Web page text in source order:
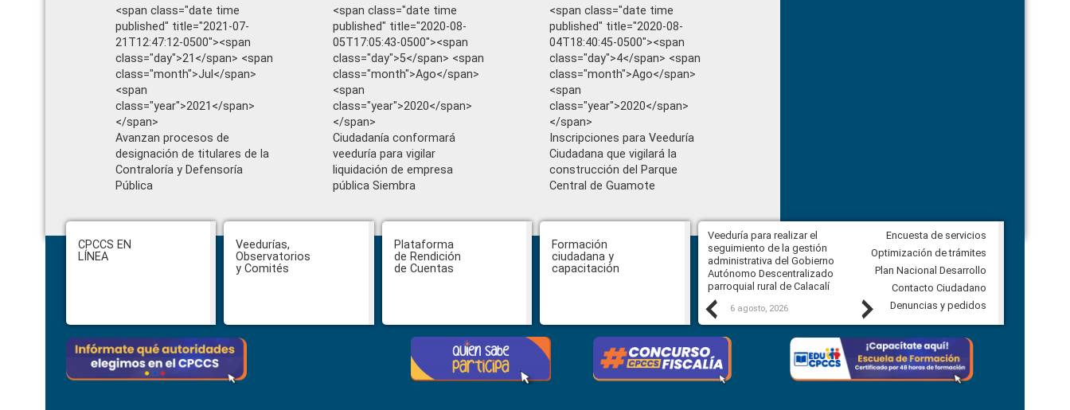
<span class="date time
published" title="2021-07-
21T12:47:12-0500"><span
class="day">21</span> <span
class="month">Jul</span>
<span
class="year">2021</span>
</span>
Avanzan procesos de
designación de titulares de la
Contraloría y Defensoría
Pública
<span class="date time
published" title="2020-08-
05T17:05:43-0500"><span
class="day">5</span> <span
class="month">Ago</span>
<span
class="year">2020</span>
</span>
Ciudadanía conformará
veeduría para vigilar
liquidación de empresa
pública Siembra
<span class="date time
published" title="2020-08-
04T18:40:45-0500"><span
class="day">4</span> <span
class="month">Ago</span>
<span
class="year">2020</span>
</span>
Inscripciones para Veeduría
Ciudadana que vigilará la
construcción del Parque
Central de Guamote
Footer
CPCCS EN
LÍNEA
Veedurías,
Observatorios
y Comités
Plataforma
de Rendición
de Cuentas
Formación
ciudadana y
capacitación
Previous
Hasta el 31 de julio se podrán
presentar impugnaciones en
contra de los postulantes al
concurso para designar Fiscal
Veeduría para realizar el
seguimiento de la gestión
administrativa del Gobierno
Autónomo Descentralizado
parroquial rural de Calacalí
6 agosto, 2026
Veeduría para vigilar los acuerdos,
derivados de la Audiencia Pública
entre el GAD de Ibarra y la
comunidad Urbina, parroquia la
Carolina
5 agosto, 2026
Next
Encuesta de servicios
Optimización de trámites
Plan Nacional Desarrollo
Contacto Ciudadano
Denuncias y pedidos